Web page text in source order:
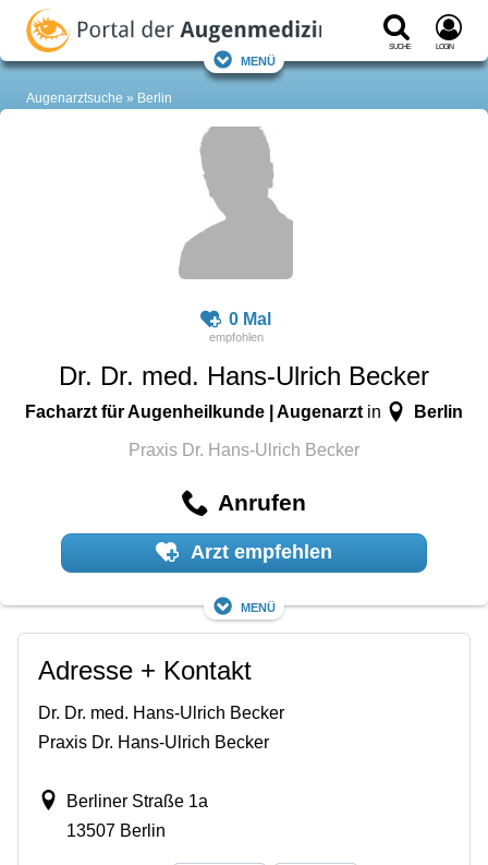
Suche Login
Menü
Augenarztsuche Berlin
0 Mal
Dr. Dr. med. Hans-Ulrich Becker
Facharzt für Augenheilkunde | Augenarzt in Berlin
Praxis Dr. Hans-Ulrich Becker
Anrufen
Arzt empfehlen
Menü
Adresse + Kontakt
Dr. Dr. med. Hans-Ulrich Becker
Praxis Dr. Hans-Ulrich Becker
Berliner Straße 1a
13507 Berlin